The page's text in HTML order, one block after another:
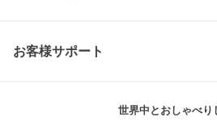
お客様サポート
世界中とおしゃべり